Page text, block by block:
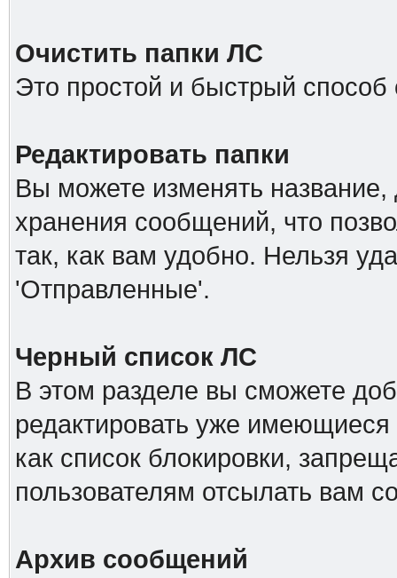
Очистить папки ЛС
Это простой и быстрый способ
Редактировать папки
Вы можете изменять название,
хранения сообщений, что
так, как вам удобно. Нельзя
'Отправленные'.
Черный список ЛС
В этом разделе вы сможете
редактировать уже имеющиеся
как список блокировки,
пользователям отсылать вам
Архив сообщений